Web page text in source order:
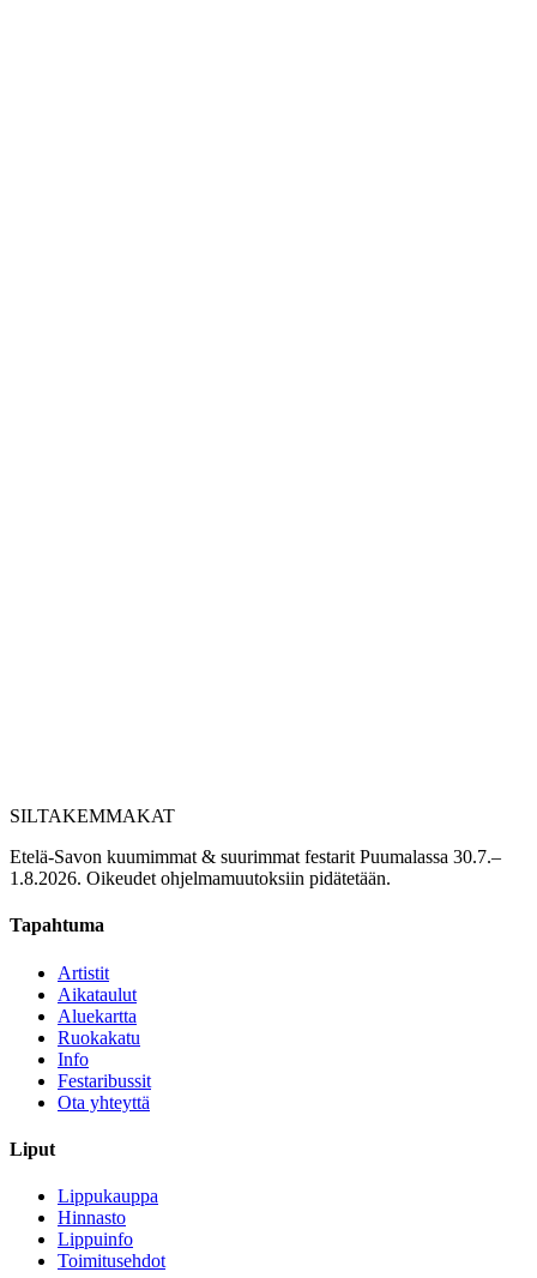
SILTAKEMMAKAT
Etelä-Savon kuumimmat & suurimmat festarit Puumalassa 30.7.–
1.8.2026. Oikeudet ohjelmamuutoksiin pidätetään.
Tapahtuma
Artistit
Aikataulut
Aluekartta
Ruokakatu
Info
Festaribussit
Ota yhteyttä
Liput
Lippukauppa
Hinnasto
Lippuinfo
Toimitusehdot